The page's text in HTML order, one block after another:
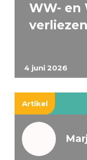
4 juni 2026
WW- en
Artikel